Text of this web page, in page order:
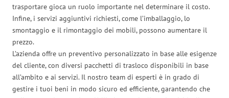
trasportare gioca un ruolo importante nel determinare il costo.
Infine, i servizi aggiuntivi richiesti, come l’imballaggio, lo
smontaggio e il rimontaggio dei mobili, possono aumentare il
prezzo.
L’azienda offre un preventivo personalizzato in base alle esigenze
del cliente, con diversi pacchetti di trasloco disponibili in base
all’ambito e ai servizi. Il nostro team di esperti è in grado di
gestire i tuoi beni in modo sicuro ed efficiente, garantendo che